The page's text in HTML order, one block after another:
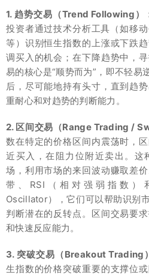
1. 趋势交易（Trend Following）
投资者通过技术分析工具（如移
等）识别恒生指数的上涨或下跌
调买入的机会；在下降趋势中，
易的核心是“顺势而为”，即不轻易
后，尽可能地持有头寸，直到趋
重耐心和对趋势的判断能力。
2. 区间交易（Range Trading /
数在特定的价格区间内震荡时，
近买入，在阻力位附近卖出。这
场，利用市场的来回波动赚取差
带、RSI（相对强弱指数）
Oscillator），它们可以帮助识别
判断潜在的反转点。区间交易要
和快速反应能力。
3. 突破交易（Breakout Trading
生指数的价格突破重要的支撑位